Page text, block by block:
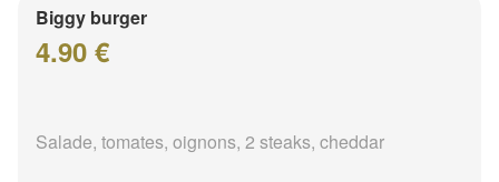
Biggy burger
4.90 €
Salade, tomates, oignons, 2 steaks, cheddar